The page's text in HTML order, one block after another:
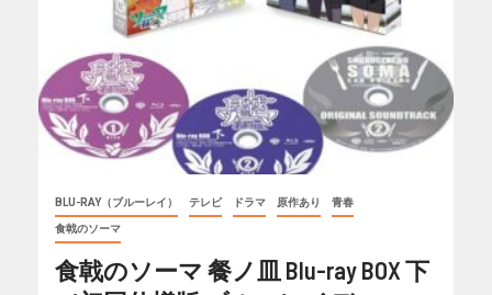
BLU-RAY（ブルーレイ） テレビ ドラマ 原作あり 青春
食戟のソーマ
食戟のソーマ 餐ノ皿 Blu-ray BOX 下